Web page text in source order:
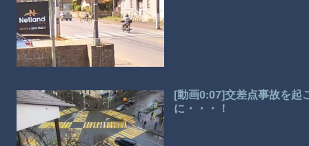
[動画0:07]交差点事故を起
に・・・！